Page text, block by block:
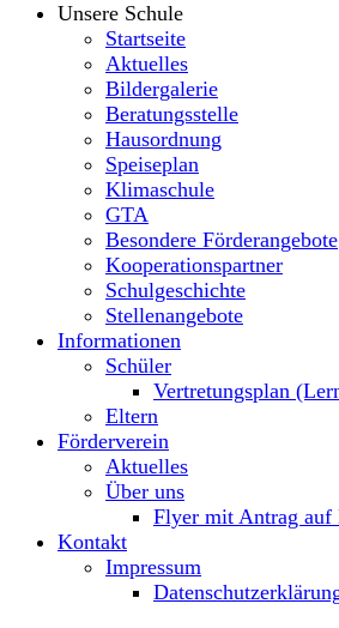
Unsere Schule
Startseite
Aktuelles
Bildergalerie
Beratungsstelle
Hausordnung
Speiseplan
Klimaschule
GTA
Besondere Förderangebote
Kooperationspartner
Schulgeschichte
Stellenangebote
Informationen
Schüler
Vertretungsplan
Eltern
Förderverein
Aktuelles
Über uns
Flyer mit Antrag
Kontakt
Impressum